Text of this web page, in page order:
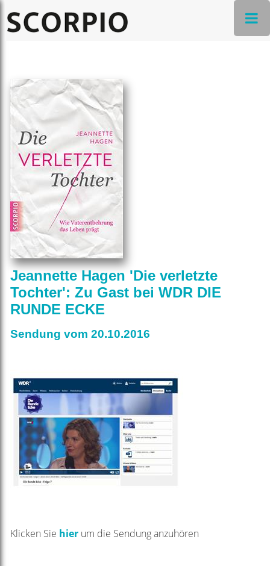
Jeannette Hagen 'Die verletzte
Tochter': Zu Gast bei WDR DIE
RUNDE ECKE
Sendung vom 20.10.2016
Klicken Sie hier um die Sendung anzuhören